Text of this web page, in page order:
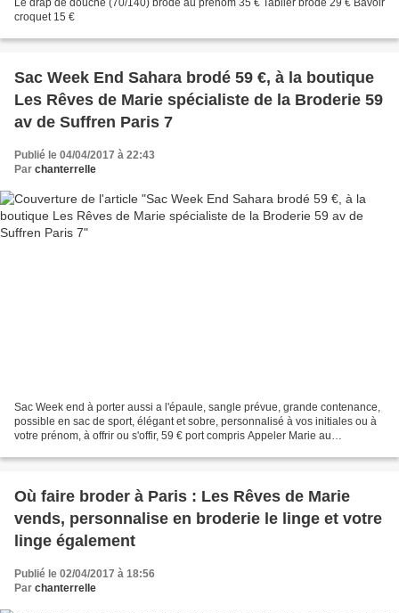
croquet 15 €
Sac Week End Sahara brodé 59 €, à la boutique
Les Rêves de Marie spécialiste de la Broderie 59
av de Suffren Paris 7
Publié le 04/04/2017 à 22:43
Par chanterrelle
Sac Week end à porter aussi a l'épaule, sangle prévue, grande contenance,
possible en sac de sport, élégant et sobre, personnalisé à vos initiales ou à
votre prénom, à offrir ou s'offir, 59 € port compris Appeler Marie au
Où faire broder à Paris : Les Rêves de Marie
vends, personnalise en broderie le linge et votre
linge également
Publié le 02/04/2017 à 18:56
Par chanterrelle